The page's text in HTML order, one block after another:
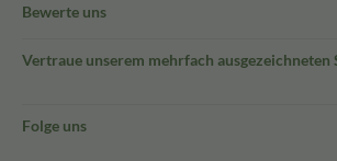
Bewerte uns
Vertraue unserem mehrfach ausgezeichneten
Folge uns